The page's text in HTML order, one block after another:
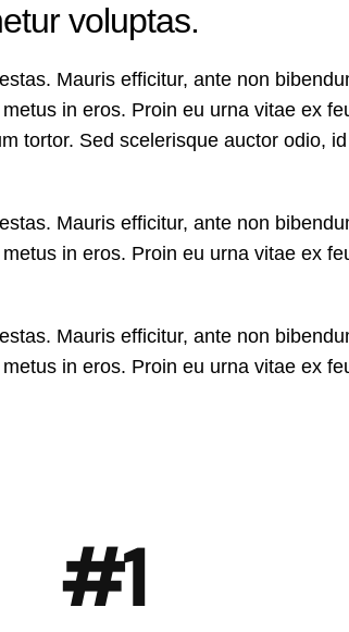
voluptas.
Mauris efficitur, ante non
in eros. Proin eu urna vitae ex
tortor. Sed scelerisque auctor odio,
Mauris efficitur, ante non
in eros. Proin eu urna vitae ex
Mauris efficitur, ante non
in eros. Proin eu urna vitae ex
#1